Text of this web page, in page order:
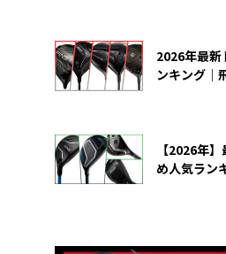
2026年最新
ンキング｜
【2026年
め人気ラン